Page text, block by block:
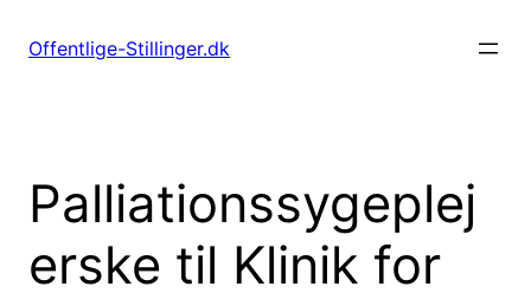
Offentlige-Stillinger.dk
Palliationssygeplej
erske til Klinik for